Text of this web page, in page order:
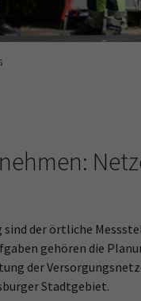
sind der örtliche
gehören die
der
Stadtgebiet.